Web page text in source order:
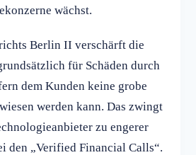
wächst.
Berlin II verschärft die
für Schäden durch
dem Kunden keine grobe
werden kann. Das zwingt
zu engerer
den „Verified Financial Calls“.